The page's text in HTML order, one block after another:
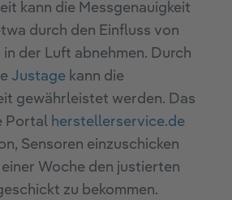
kann die Messgenauigkeit
durch den Einfluss von
der Luft abnehmen. Durch
Justage kann die
gewährleistet werden. Das
Portal herstellerservice.de
Sensoren einzuschicken
Woche den justierten
zu bekommen.